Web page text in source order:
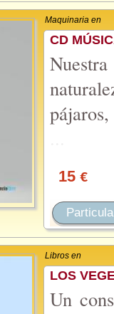
Maquinaria en
CD
15 €
Libros en
LOS
Un